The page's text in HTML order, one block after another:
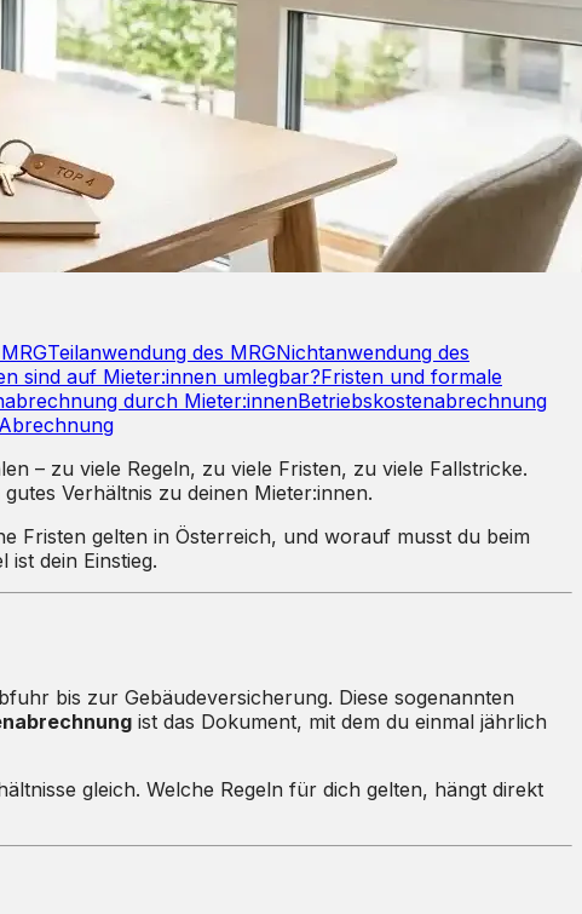
Teilanwendung des MRGNichtanwendung des
sind auf Mieter:innen umlegbar?Fristen und formale
durch Mieter:innenBetriebskostenabrechnung
– zu viele Regeln, zu viele Fristen, zu viele Fallstricke.
Verhältnis zu deinen Mieter:innen.
Fristen gelten in Österreich, und worauf musst du beim
dein Einstieg.
bis zur Gebäudeversicherung. Diese sogenannten
ist das Dokument, mit dem du einmal jährlich
gleich. Welche Regeln für dich gelten, hängt direkt